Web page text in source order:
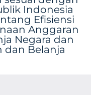
Indonesia
Efisiensi
Anggaran
Negara dan
dan Belanja